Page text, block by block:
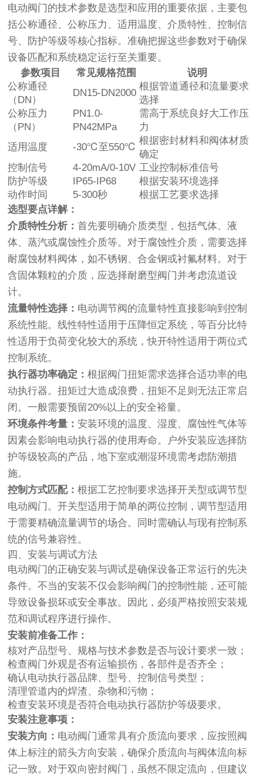
电动阀门的技术参数是选型和应用的重要依据，主要包
括公称通径、公称压力、适用温度、介质特性、控制信
号、防护等级等核心指标。准确把握这些参数对于确保
设备匹配和系统稳定运行至关重要。
参数项目
常见规格范围
说明
公称通径
（DN）
DN15-DN2000
根据管道通径和流量要求
选择
公称压力
（PN）
PN1.0-
PN42MPa
需高于系统良好大工作压
力
适用温度
-30℃至550℃
根据密封材料和阀体材质
确定
控制信号
4-20mA/0-10V 工业控制标准信号
防护等级
IP65-IP68
根据安装环境选择
动作时间
5-300秒
根据工艺要求选择
选型要点详解：
介质特性分析：首先要明确介质类型，包括气体、液
体、蒸汽或腐蚀性介质等。对于腐蚀性介质，需要选择
耐腐蚀材料阀体，如不锈钢、合金钢或衬氟材料。对于
含固体颗粒的介质，应选择耐磨型阀门并考虑流道设
计。
流量特性选择： 电动调节阀的流量特性直接影响到控制
系统性能。线性特性适用于压降恒定系统，等百分比特
性适用于负荷变化较大的系统，快开特性适用于两位式
控制系统。
执行器功率确定：根据阀门扭矩需求选择合适功率的电
动执行器。扭矩过大造成浪费，扭矩不足则无法正常启
闭。一般需要预留20%以上的安全裕量。
环境条件考量：安装环境的温度、湿度、腐蚀性气体等
因素会影响电动执行器的使用寿命。户外安装应选择防
护等级较高的产品，地下室或潮湿环境需考虑防潮措
施。
控制方式匹配：根据工艺控制要求选择开关型或调节型
电动阀门。开关型适用于简单的两位控制，调节型适用
于需要精确流量调节的场合。同时需确认与现有控制系
统的信号兼容性。
四、安装与调试方法
电动阀门的正确安装与调试是确保设备正常运行的先决
条件。不当的安装不仅会影响阀门的控制性能，还可能
导致设备损坏或安全事故。因此，必须严格按照安装规
范和调试程序进行操作。
安装前准备工作：
核对产品型号、规格与技术参数是否与设计要求一致；
检查阀门外观是否有运输损伤，各部件是否齐全；
确认电动执行器品牌、型号、控制信号类型；
清理管道内的焊渣、杂物和污物；
检查安装环境是否符合电动执行器防护等级要求。
安装注意事项：
安装方向： 电动阀门通常具有介质流向要求，应按照阀
体上标注的箭头方向安装，确保介质流向与阀体流向标
记一致。对于双向密封阀门，虽然不限定流向，但建议